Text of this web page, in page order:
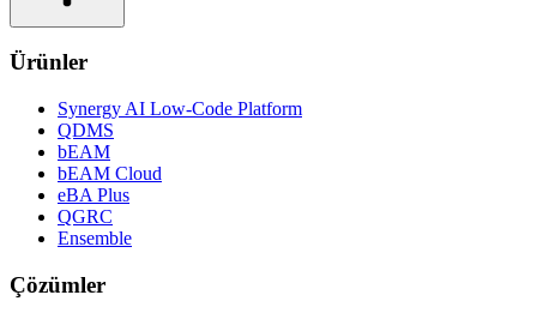
Ürünler
Synergy AI Low-Code Platform
QDMS
bEAM
bEAM Cloud
eBA Plus
QGRC
Ensemble
Çözümler